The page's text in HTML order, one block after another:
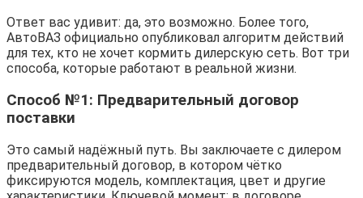
Ответ вас удивит: да, это возможно. Более того,
АвтоВАЗ официально опубликовал алгоритм действий
для тех, кто не хочет кормить дилерскую сеть. Вот три
способа, которые работают в реальной жизни.
Способ №1: Предварительный договор
поставки
Это самый надёжный путь. Вы заключаете с дилером
предварительный договор, в котором чётко
фиксируются модель, комплектация, цвет и другие